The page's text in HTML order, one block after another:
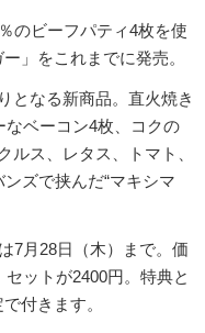
のビーフパティ4枚を使
」をこれまでに発売。
となる新商品。直火焼き
ベーコン4枚、コクの
ルス、レタス、トマト、
ズで挟んだ“マキシマ
7月28日（木）まで。価
ットが2400円。特典と
付きます。